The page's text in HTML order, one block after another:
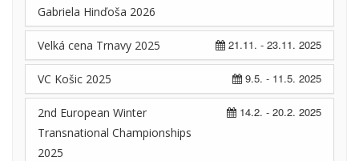
Gabriela Hinďoša 2026
21.11. - 23.11. 2025
Velká cena Trnavy 2025
9.5. - 11.5. 2025
VC Košic 2025
14.2. - 20.2. 2025
2nd European Winter
Transnational Championships
2025